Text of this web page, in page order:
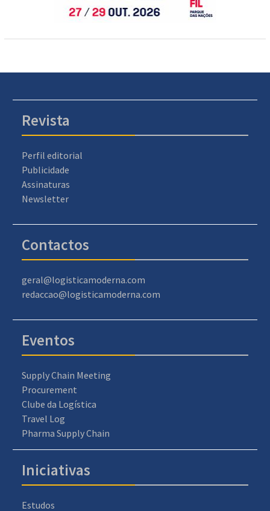
Revista
Perfil editorial
Publicidade
Assinaturas
Newsletter
Contactos
geral@logisticamoderna.com
redaccao@logisticamoderna.com
Eventos
Supply Chain Meeting
Procurement
Clube da Logística
Travel Log
Pharma Supply Chain
Iniciativas
Estudos